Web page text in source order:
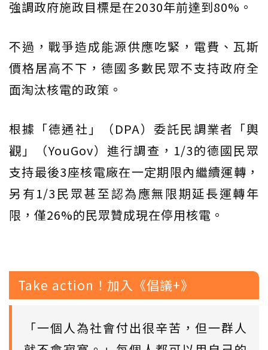
強調政府施政目標是在2030年前達到80%。
不過，戰爭造成能源供應吃緊，電費、瓦斯
價格居高不下，德國多數民眾不支持政府全
面淘汰核電的政策。
根據「德通社」（DPA）委託民調業者「輿
觀」（YouGov）進行調查，1/3的德國民眾
支持最後3座核電廠在一定期限內繼續運轉，
另有1/3民眾甚至認為應無限期延長運轉年
限，僅26%的民眾贊成現在停用核電。
Take action！加入《倡議+》
「一個人為社會付出很辛苦，但一群人